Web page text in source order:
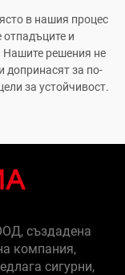
в нашия процес
и
Нашите решения не
допринасят за по-
за устойчивост.
създадена
компания,
сигурни,